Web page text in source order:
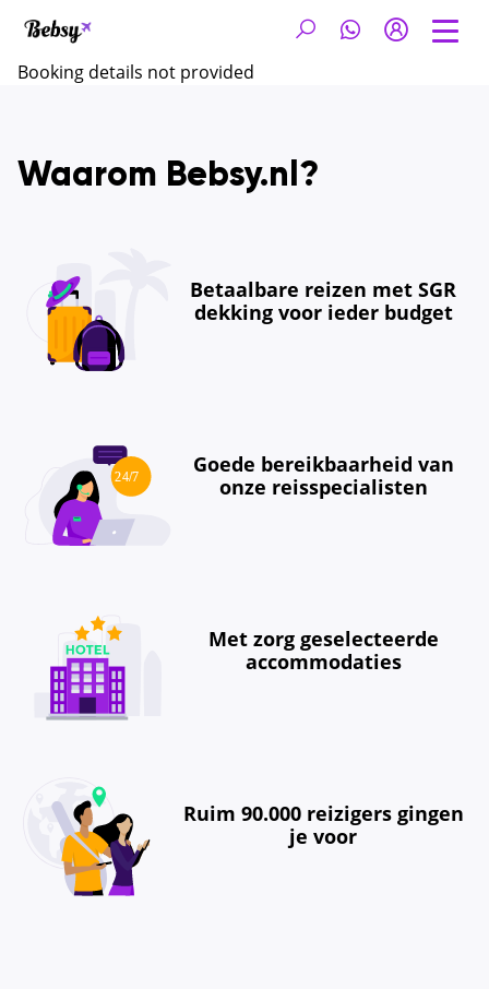
Booking details not provided
Waarom Bebsy.nl?
Betaalbare reizen met SGR
dekking voor ieder budget
Goede bereikbaarheid van
onze reisspecialisten
Met zorg geselecteerde
accommodaties
Ruim 90.000 reizigers gingen
je voor